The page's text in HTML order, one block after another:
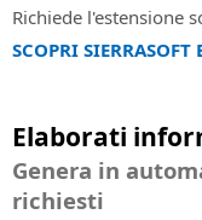
Richiede l'estensione
SCOPRI
Elaborati
Genera in
richiesti